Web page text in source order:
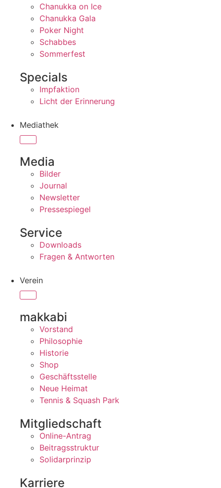
Chanukka on Ice
Chanukka Gala
Poker Night
Schabbes
Sommerfest
Specials
Impfaktion
Licht der Erinnerung
Mediathek
Media
Bilder
Journal
Newsletter
Pressespiegel
Service
Downloads
Fragen & Antworten
Verein
makkabi
Vorstand
Philosophie
Historie
Shop
Geschäftsstelle
Neue Heimat
Tennis & Squash Park
Mitgliedschaft
Online-Antrag
Beitragsstruktur
Solidarprinzip
Karriere